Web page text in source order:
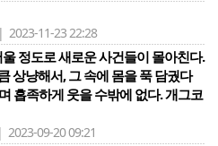
11-23 22:28
정도로 새로운 사건들이 몰아친다.
상냥해서, 그 속에 몸을 푹 담궜다
흡족하게 웃을 수밖에 없다. 개그코
09-20 09:21